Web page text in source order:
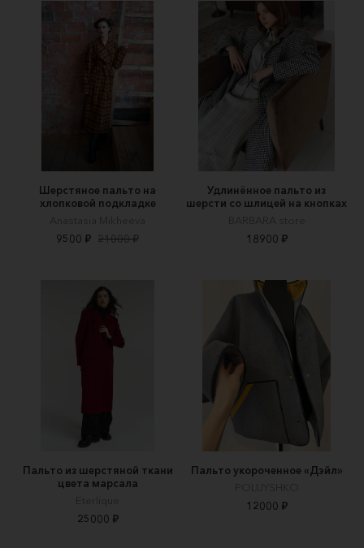
Шерстяное пальто на
хлопковой подкладке
Anastasia Mikheeva
9500 ₽ 21000 ₽
Удлинённое пальто из
шерсти со шлицей на кнопках
BARBARA store
18900 ₽
Пальто из шерстяной ткани
цвета марсала
Eterlique
25000 ₽
Пальто укороченное «Дэйл»
POLUYSHKO
12000 ₽